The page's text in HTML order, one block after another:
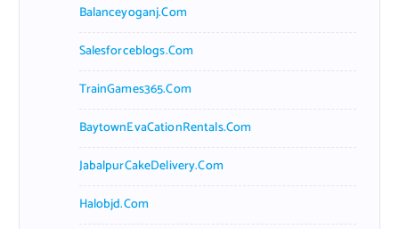
Balanceyoganj.com
Salesforceblogs.com
TrainGames365.com
BaytownEvaCationRentals.com
JabalpurCakeDelivery.com
Halobjd.com